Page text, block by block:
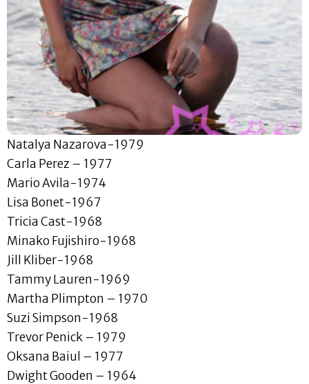
Natalya Nazarova-1979
Carla Perez – 1977
Mario Avila-1974
Lisa Bonet-1967
Tricia Cast-1968
Minako Fujishiro-1968
Jill Kliber-1968
Tammy Lauren-1969
Martha Plimpton – 1970
Suzi Simpson-1968
Trevor Penick – 1979
Oksana Baiul – 1977
Dwight Gooden – 1964